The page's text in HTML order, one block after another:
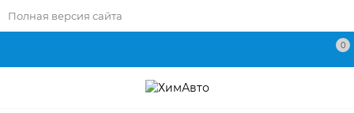
Полная версия сайта
0